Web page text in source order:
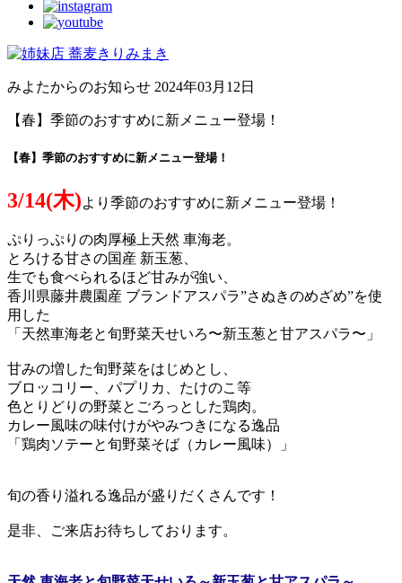
みよたからのお知らせ 2024年03月12日
【春】季節のおすすめに新メニュー登場！
【春】季節のおすすめに新メニュー登場！
3/14(木)より季節のおすすめに新メニュー登場！
ぷりっぷりの肉厚極上天然 車海老。
とろける甘さの国産 新玉葱、
生でも食べられるほど甘みが強い、
香川県藤井農園産 ブランドアスパラ”さぬきのめざめ”を使
用した
「天然車海老と旬野菜天せいろ〜新玉葱と甘アスパラ〜」
甘みの増した旬野菜をはじめとし、
ブロッコリー、パプリカ、たけのこ等
色とりどりの野菜とごろっとした鶏肉。
カレー風味の味付けがやみつきになる逸品
「鶏肉ソテーと旬野菜そば（カレー風味）」
旬の香り溢れる逸品が盛りだくさんです！
是非、ご来店お待ちしております。